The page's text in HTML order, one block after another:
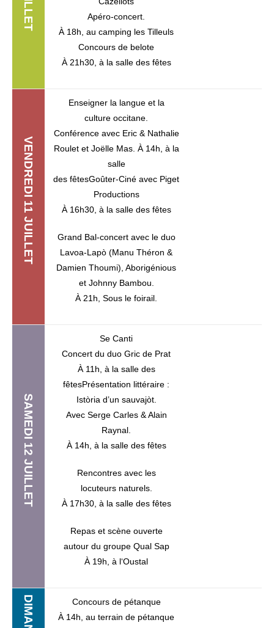
Apéro-concert.
À 18h, au camping les Tilleuls
Concours de belote
À 21h30, à la salle des fêtes
VENDREDI 11 JUILLET
Enseigner la langue et la
culture occitane.
Conférence avec Eric & Nathalie
Roulet et Joëlle Mas. À 14h, à la
salle
des fêtesGoûter-Ciné avec Piget
Productions
À 16h30, à la salle des fêtes
Grand Bal-concert avec le duo
Lavoa-Lapò (Manu Théron &
Damien Thoumi), Aborigénious
et Johnny Bambou.
À 21h, Sous le foirail.
SAMEDI 12 JUILLET
Se Canti
Concert du duo Gric de Prat
À 11h, à la salle des
fêtesPrésentation littéraire :
Istòria d’un sauvajòt.
Avec Serge Carles & Alain
Raynal.
À 14h, à la salle des fêtes
Rencontres avec les
locuteurs naturels.
À 17h30, à la salle des fêtes
Repas et scène ouverte
autour du groupe Qual Sap
À 19h, à l‘Oustal
Concours de pétanque
À 14h, au terrain de pétanque